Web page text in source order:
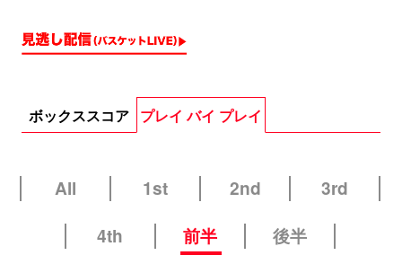
ボックススコア プレイ バイ プレイ
All 1st 2nd
3rd
4th
前半 後半